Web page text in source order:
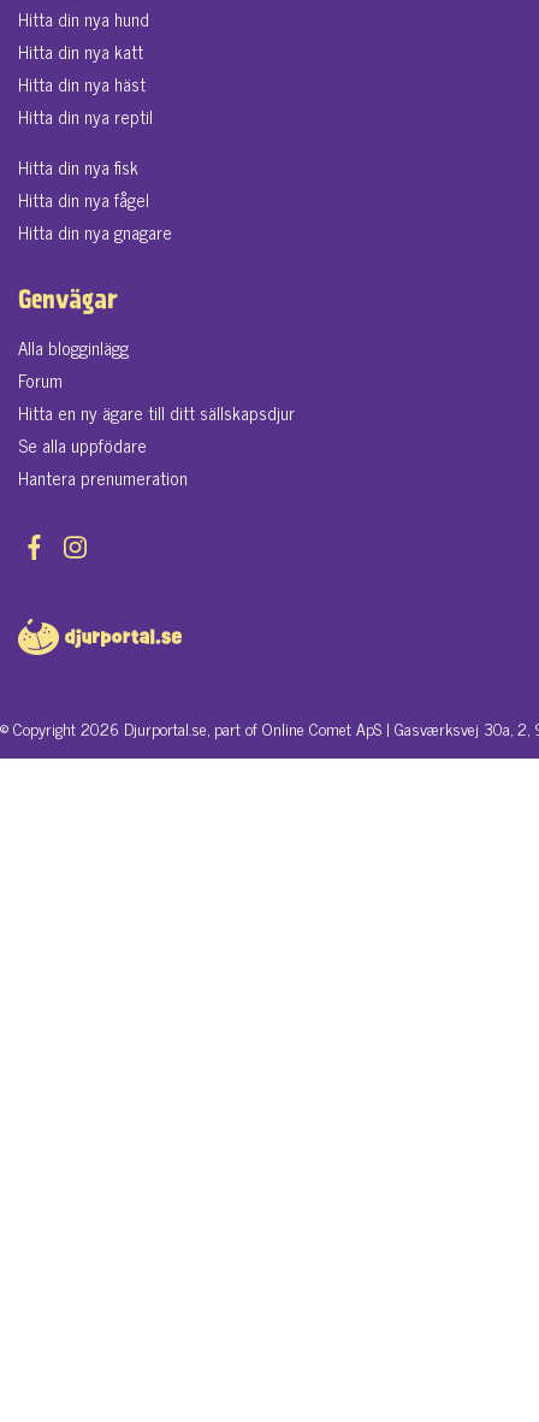
Hitta din nya hund
Hitta din nya katt
Hitta din nya häst
Hitta din nya reptil
Hitta din nya fisk
Hitta din nya fågel
Hitta din nya gnagare
Genvägar
Alla blogginlägg
Forum
Hitta en ny ägare till ditt sällskapsdjur
Se alla uppfödare
Hantera prenumeration
© Copyright 2026 Djurportal.se, part of Online Comet ApS | Gasværksvej 30a,